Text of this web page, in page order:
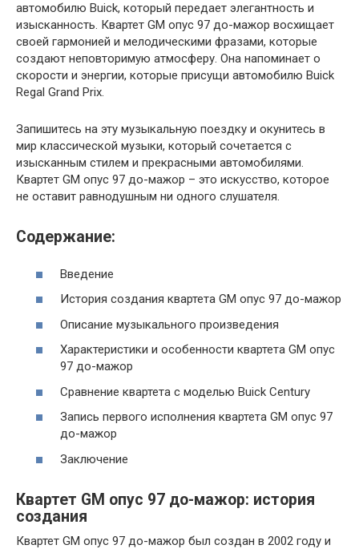
автомобилю Buick, который передает элегантность и
изысканность. Квартет GM опус 97 до-мажор восхищает
своей гармонией и мелодическими фразами, которые
создают неповторимую атмосферу. Она напоминает о
скорости и энергии, которые присущи автомобилю Buick
Regal Grand Prix.
Запишитесь на эту музыкальную поездку и окунитесь в
мир классической музыки, который сочетается с
изысканным стилем и прекрасными автомобилями.
Квартет GM опус 97 до-мажор – это искусство, которое
не оставит равнодушным ни одного слушателя.
Содержание:
Введение
История создания квартета GM опус 97 до-мажор
Описание музыкального произведения
Характеристики и особенности квартета GM опус
97 до-мажор
Сравнение квартета с моделью Buick Century
Запись первого исполнения квартета GM опус 97
до-мажор
Заключение
Квартет GM опус 97 до-мажор: история
создания
Квартет GM опус 97 до-мажор был создан в 2002 году и